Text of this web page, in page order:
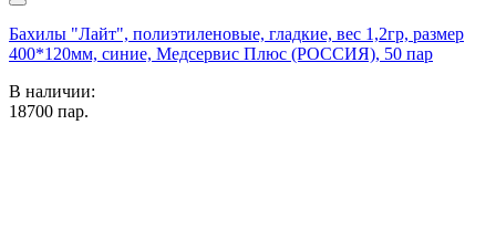
Бахилы "Лайт", полиэтиленовые, гладкие, вес 1,2гр, размер
400*120мм, синие, Медсервис Плюс (РОССИЯ), 50 пар
В наличии:
18700 пар.